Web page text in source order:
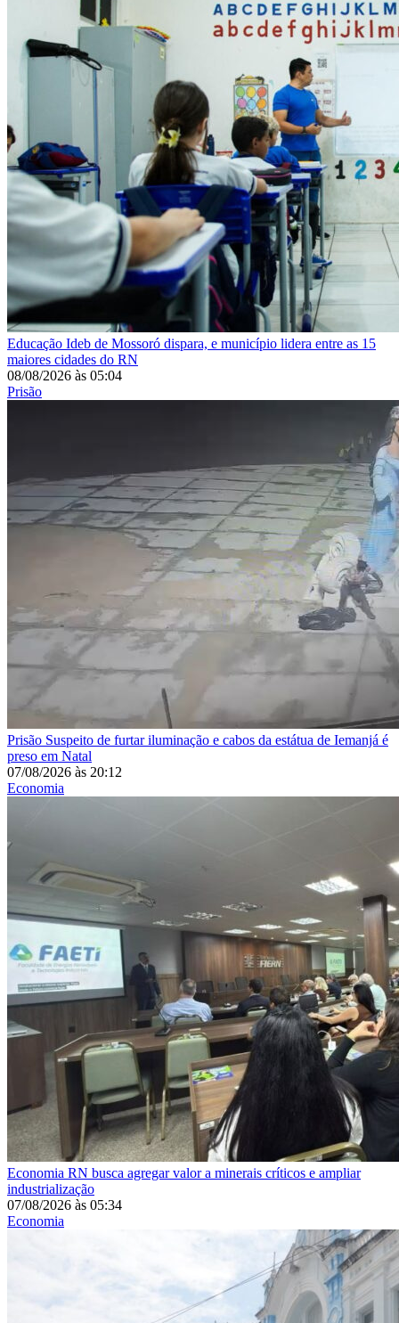
Educação Ideb de Mossoró dispara, e município lidera entre as 15
maiores cidades do RN
08/08/2026 às 05:04
Prisão
Prisão Suspeito de furtar iluminação e cabos da estátua de Iemanjá é
preso em Natal
07/08/2026 às 20:12
Economia
Economia RN busca agregar valor a minerais críticos e ampliar
industrialização
07/08/2026 às 05:34
Economia